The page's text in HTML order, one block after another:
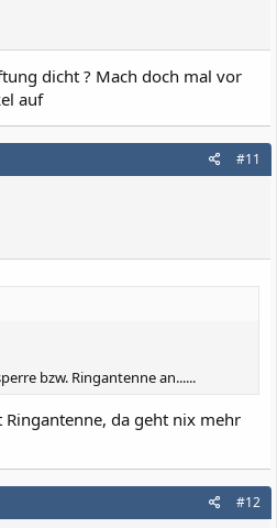
dicht ? Mach doch mal vor
auf
#11
bzw. Ringantenne an......
da geht nix mehr
#12